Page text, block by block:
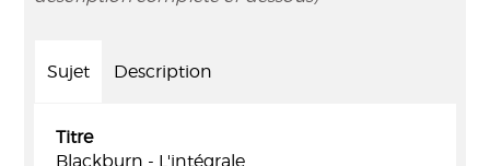
Sujet Description
Titre
Blackburn - L'intégrale